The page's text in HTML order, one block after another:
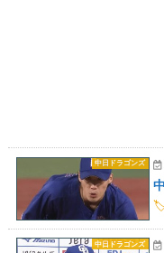
中日ドラゴンズ
中日ドラゴンズ